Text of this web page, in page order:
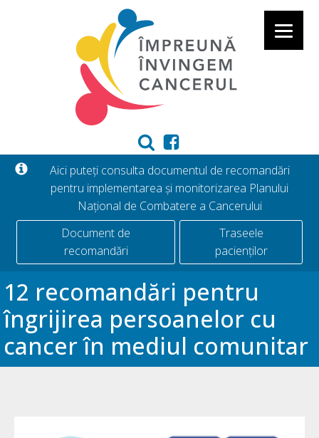
Aici puteți consulta documentul de recomandări
pentru implementarea și monitorizarea Planului
Național de Combatere a Cancerului
Document de
recomandări
Traseele
pacienților
12 recomandări pentru
îngrijirea persoanelor cu
cancer în mediul comunitar